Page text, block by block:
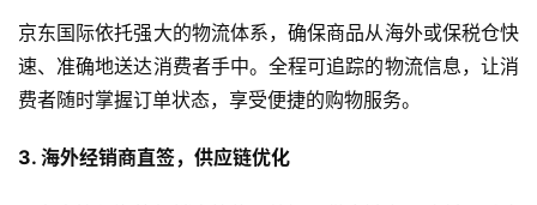
京东国际依托强大的物流体系，确保商品从海外或保税仓快
速、准确地送达消费者手中。全程可追踪的物流信息，让消
费者随时掌握订单状态，享受便捷的购物服务。
3. 海外经销商直签，供应链优化